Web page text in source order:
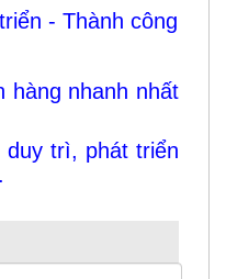
- Thành công
nhanh nhất
trì, phát triển